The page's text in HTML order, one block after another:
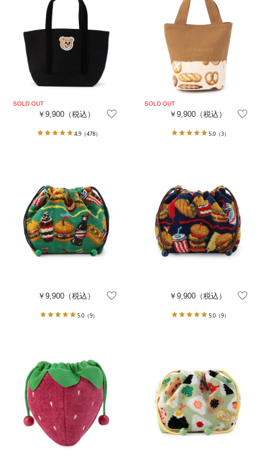
￥9,900 （税込）
4.9 （478）
￥9,900（税込）
5.0（3）
￥9,900 （税込）
5.0 （9）
￥9,900（税込）
5.0（9）